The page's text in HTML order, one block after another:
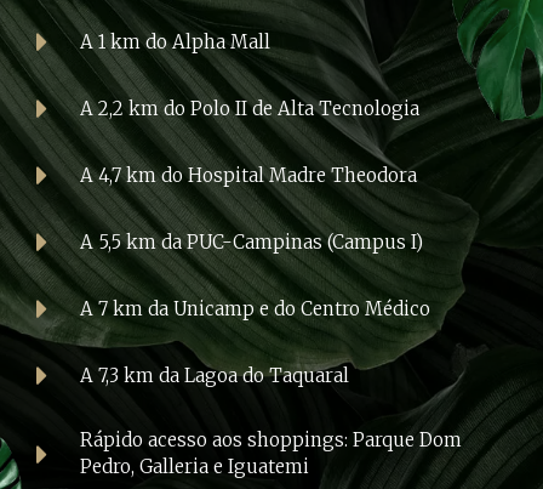
A 1 km do Alpha Mall
A 2,2 km do Polo II de Alta Tecnologia
A 4,7 km do Hospital Madre Theodora
A 5,5 km da PUC-Campinas (Campus I)
A 7 km da Unicamp e do Centro Médico
A 7,3 km da Lagoa do Taquaral
Rápido acesso aos shoppings: Parque Dom
Pedro, Galleria e Iguatemi